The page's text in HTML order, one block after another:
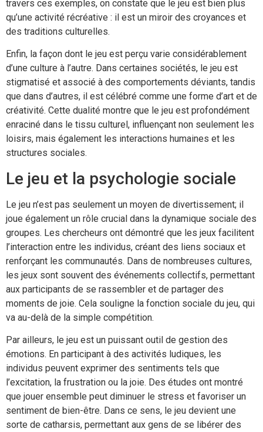
travers ces exemples, on constate que le jeu est bien plus
qu’une activité récréative : il est un miroir des croyances et
des traditions culturelles.
Enfin, la façon dont le jeu est perçu varie considérablement
d’une culture à l’autre. Dans certaines sociétés, le jeu est
stigmatisé et associé à des comportements déviants, tandis
que dans d’autres, il est célébré comme une forme d’art et de
créativité. Cette dualité montre que le jeu est profondément
enraciné dans le tissu culturel, influençant non seulement les
loisirs, mais également les interactions humaines et les
structures sociales.
Le jeu et la psychologie sociale
Le jeu n’est pas seulement un moyen de divertissement; il
joue également un rôle crucial dans la dynamique sociale des
groupes. Les chercheurs ont démontré que les jeux facilitent
l’interaction entre les individus, créant des liens sociaux et
renforçant les communautés. Dans de nombreuses cultures,
les jeux sont souvent des événements collectifs, permettant
aux participants de se rassembler et de partager des
moments de joie. Cela souligne la fonction sociale du jeu, qui
va au-delà de la simple compétition.
Par ailleurs, le jeu est un puissant outil de gestion des
émotions. En participant à des activités ludiques, les
individus peuvent exprimer des sentiments tels que
l’excitation, la frustration ou la joie. Des études ont montré
que jouer ensemble peut diminuer le stress et favoriser un
sentiment de bien-être. Dans ce sens, le jeu devient une
sorte de catharsis, permettant aux gens de se libérer des